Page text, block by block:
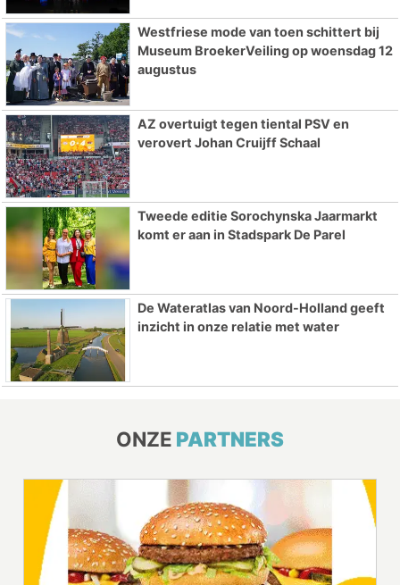
Westfriese mode van toen schittert bij
Museum BroekerVeiling op woensdag 12
augustus
AZ overtuigt tegen tiental PSV en
verovert Johan Cruijff Schaal
Tweede editie Sorochynska Jaarmarkt
komt er aan in Stadspark De Parel
De Wateratlas van Noord-Holland geeft
inzicht in onze relatie met water
ONZE PARTNERS